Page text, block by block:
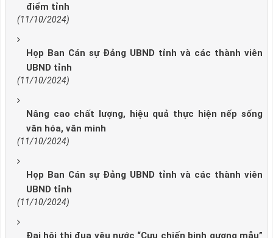
điểm tỉnh
(11/10/2024)
Họp Ban Cán sự Đảng UBND tỉnh và các thành viên
UBND tỉnh
(11/10/2024)
Nâng cao chất lượng, hiệu quả thực hiện nếp sống
văn hóa, văn minh
(11/10/2024)
Họp Ban Cán sự Đảng UBND tỉnh và các thành viên
UBND tỉnh
(11/10/2024)